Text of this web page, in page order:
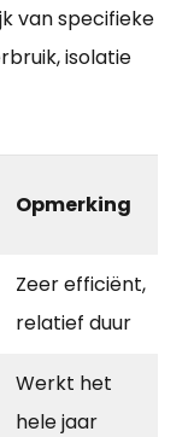
van specifieke
isolatie
Opmerking
Zeer efficiënt,
relatief duur
Werkt het
hele jaar